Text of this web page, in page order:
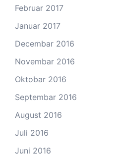
Februar 2017
Januar 2017
Decembar 2016
Novembar 2016
Oktobar 2016
Septembar 2016
August 2016
Juli 2016
Juni 2016